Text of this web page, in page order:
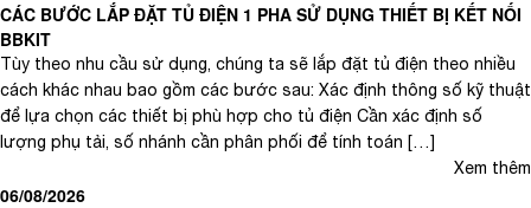
CÁC BƯỚC LẮP ĐẶT TỦ ĐIỆN 1 PHA SỬ DỤNG THIẾT BỊ KẾT NỐI
BBKIT
Tùy theo nhu cầu sử dụng, chúng ta sẽ lắp đặt tủ điện theo nhiều
cách khác nhau bao gồm các bước sau: Xác định thông số kỹ thuật
để lựa chọn các thiết bị phù hợp cho tủ điện Cần xác định số
lượng phụ tải, số nhánh cần phân phối để tính toán […]
Xem thêm
06/08/2026